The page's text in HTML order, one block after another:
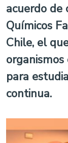
acuerdo de
Químicos
Chile, el
para
continua.